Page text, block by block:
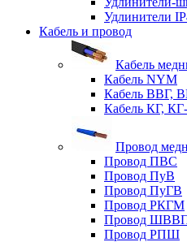
Удлинители
Кабель и провод
Кабель
Кабель NYM
Кабель ВВГ,
Кабель КГ,
Провод
Провод ПВС
Провод ПуВ
Провод ПуГВ
Провод РКГМ
Провод
Провод РПШ